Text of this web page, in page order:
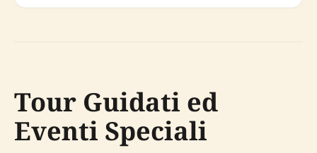
Tour Guidati ed
Eventi Speciali